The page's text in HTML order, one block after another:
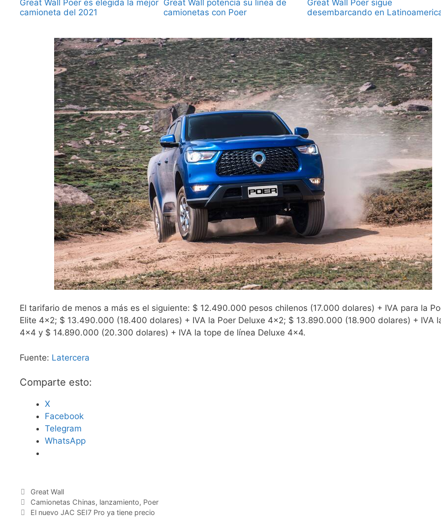
Great Wall Poer es elegida la mejor
camioneta del 2021
Great Wall potencia su linea de
camionetas con Poer
Great Wall Poer sigue
desembarcando en
El tarifario de menos a más es el siguiente: $ 12.490.000 pesos chilenos (17.000 dolares) + IVA para la
Elite 4×2; $ 13.490.000 (18.400 dolares) + IVA la Poer Deluxe 4×2; $ 13.890.000 (18.900 dolares) + IVA
4×4 y $ 14.890.000 (20.300 dolares) + IVA la tope de línea Deluxe 4×4.
Fuente: Latercera
Comparte esto:
X
Facebook
Telegram
WhatsApp
Great Wall
Camionetas Chinas, lanzamiento, Poer
El nuevo JAC SEI7 Pro ya tiene precio